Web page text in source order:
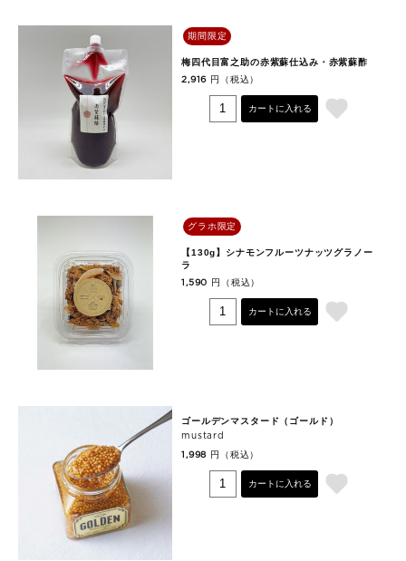
期間限定
梅四代目富之助の赤紫蘇仕込み・赤紫蘇酢
2,916 円（税込）
カートに入れる
グラホ限定
【130g】シナモンフルーツナッツグラノー
ラ
1,590 円（税込）
カートに入れる
ゴールデンマスタード（ゴールド）
mustard
1,998 円（税込）
カートに入れる